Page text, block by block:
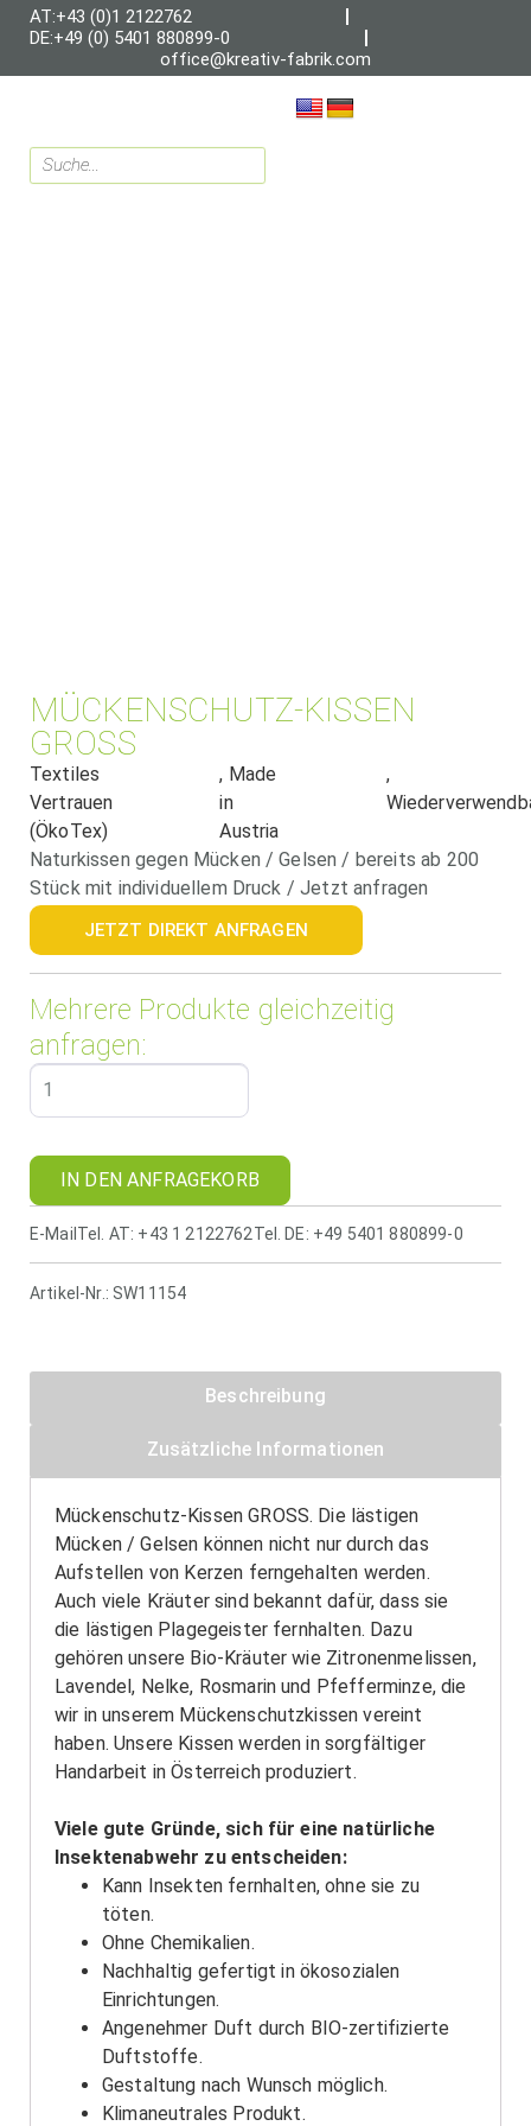
AT:+43 (0)1 2122762
DE:+49 (0) 5401 880899-0
office@kreativ-fabrik.com
MÜCKENSCHUTZ-KISSEN
GROSS
Textiles
Vertrauen
(ÖkoTex)
, Made
in
Austria
,
Naturkissen gegen Mücken / Gelsen / bereits ab 200
Stück mit individuellem Druck / Jetzt anfragen
JETZT DIREKT ANFRAGEN
Mehrere Produkte gleichzeitig
anfragen:
IN DEN ANFRAGEKORB
E-Mail Tel. AT: +43 1 2122762Tel. DE: +49 5401 880899-0
Artikel-Nr.: SW11154
Beschreibung
Zusätzliche Informationen
Mückenschutz-Kissen GROSS. Die lästigen
Mücken / Gelsen können nicht nur durch das
Aufstellen von Kerzen ferngehalten werden.
Auch viele Kräuter sind bekannt dafür, dass sie
die lästigen Plagegeister fernhalten. Dazu
gehören unsere Bio-Kräuter wie Zitronenmelissen,
Lavendel, Nelke, Rosmarin und Pfefferminze, die
wir in unserem Mückenschutzkissen vereint
haben. Unsere Kissen werden in sorgfältiger
Handarbeit in Österreich produziert.
Viele gute Gründe, sich für eine natürliche
Insektenabwehr zu entscheiden:
Kann Insekten fernhalten, ohne sie zu
töten.
Ohne Chemikalien.
Nachhaltig gefertigt in ökosozialen
Einrichtungen.
Angenehmer Duft durch BIO-zertifizierte
Duftstoffe.
Gestaltung nach Wunsch möglich.
Klimaneutrales Produkt.